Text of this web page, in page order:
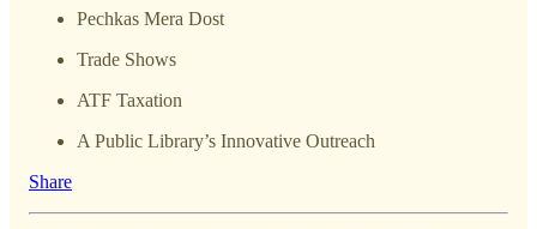
Pechkas Mera Dost
Trade Shows
ATF Taxation
A Public Library’s Innovative Outreach
Share